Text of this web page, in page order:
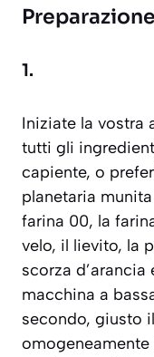
Preparazione
1.
Iniziate la vostra
tutti gli
capiente, o
planetaria
farina 00, la
velo, il lievito, la
scorza
macchina a
secondo, giusto